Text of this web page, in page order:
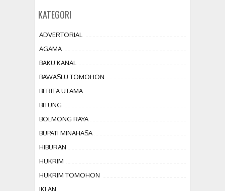
KATEGORI
ADVERTORIAL
AGAMA
BAKU KANAL
BAWASLU TOMOHON
BERITA UTAMA
BITUNG
BOLMONG RAYA
BUPATI MINAHASA
HIBURAN
HUKRIM
HUKRIM TOMOHON
IKLAN